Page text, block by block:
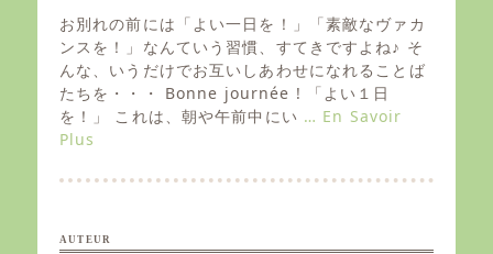
s
t
e
d
o
n
お別れの前には「よい一日を！」「素敵なヴァカ
ンスを！」なんていう習慣、すてきですよね♪ そ
んな、いうだけでお互いしあわせになれることば
たちを・・・ Bonne journée ! 「よい１日
を！」 これは、朝や午前中にい … En Savoir
Plus
AUTEUR